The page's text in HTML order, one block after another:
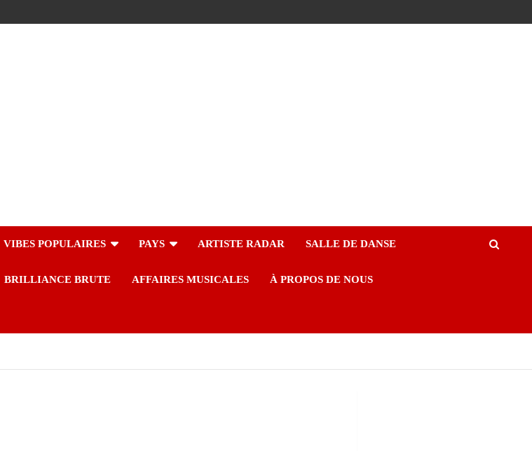
VIBES POPULAIRES PAYS ARTISTE RADAR SALLE DE DANSE
BRILLIANCE BRUTE AFFAIRES MUSICALES À PROPOS DE NOUS